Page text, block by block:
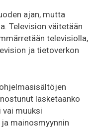
ajan, mutta
Television väitetään
televisiolla,
ja tietoverkon
lasketaanko
vai muuksi
mainosmyynnin